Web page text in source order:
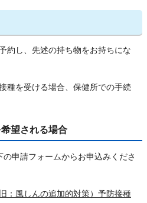
約し、先述の持ち物をお持ちにな
種を受ける場合、保健所での手続
望される場合
申請フォームからお申込みくださ
：風しんの追加的対策）予防接種